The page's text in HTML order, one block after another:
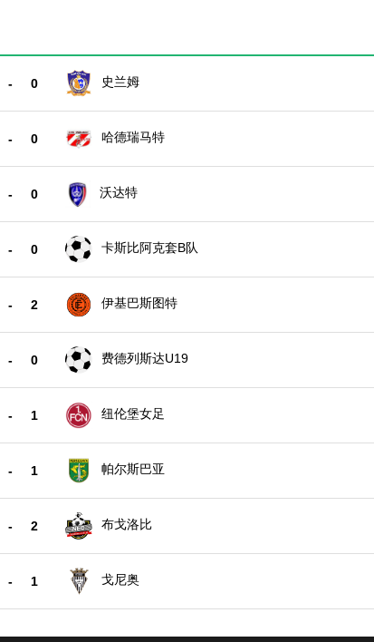
- 0 史兰姆
- 0 哈德瑞马特
- 0 沃达特
- 0 卡斯比阿克套B队
- 2 伊基巴斯图特
- 0 费德列斯达U19
- 1 纽伦堡女足
- 1 帕尔斯巴亚
- 2 布戈洛比
- 1 戈尼奥